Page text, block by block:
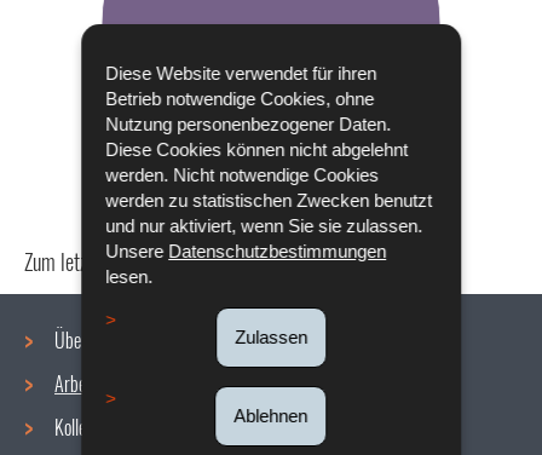
Diese Website verwendet für ihren
Betrieb notwendige Cookies, ohne
Nutzung personenbezogener Daten.
Diese Cookies können nicht abgelehnt
werden. Nicht notwendige Cookies
werden zu statistischen Zwecken benutzt
und nur aktiviert, wenn Sie sie zulassen.
Unsere Datenschutzbestimmungen
lesen.
Zulassen
Ablehnen
Zum letzten Mal aktualisiert am24/04/2024
Navigationsmenü
Über uns
Arbeitsbedingungen
Kollektive Vereinbarungen